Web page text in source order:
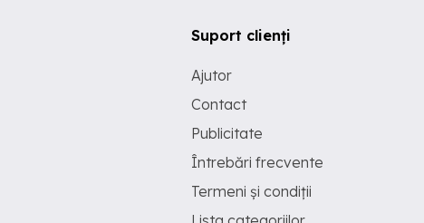
Suport clienți
Ajutor
Contact
Publicitate
Întrebări frecvente
Termeni și condiții